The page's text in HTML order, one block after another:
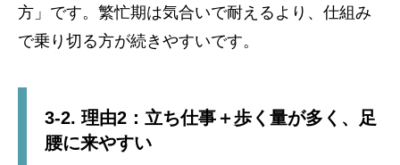
方」です。繁忙期は気合いで耐えるより、仕組み
で乗り切る方が続きやすいです。
3-2. 理由2：立ち仕事＋歩く量が多く、足
腰に来やすい